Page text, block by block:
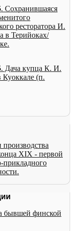
. Сохранившаяся
ресторатора И.
в Терийоках/
. Дача купца К. И.
Куоккале (п.
XIX - первой
прикладного
бывшей финской